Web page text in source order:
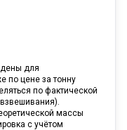
для
по цене за тонну
по фактической
массы
с учётом